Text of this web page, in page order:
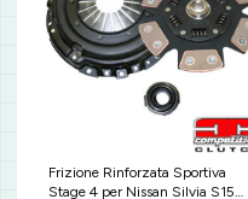
Frizione Rinforzata Sportiva
Stage 4 per Nissan Silvia S15